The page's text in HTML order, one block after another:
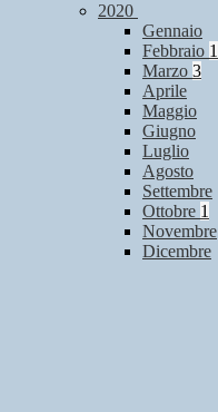
2020
Gennaio
Febbraio 1
Marzo 3
Aprile
Maggio
Giugno
Luglio
Agosto
Settembre
Ottobre 1
Novembre
Dicembre